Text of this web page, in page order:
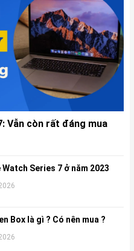
Vẫn còn rất đáng mua
Series 7 ở năm 2023
Box là gì ? Có nên mua ?